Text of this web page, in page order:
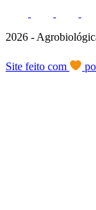
2026 -
Site feito com